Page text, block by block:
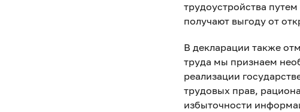
трудоустройства
получают выгоду от
В декларации также
труда мы признаем
реализации
трудовых прав,
избыточности